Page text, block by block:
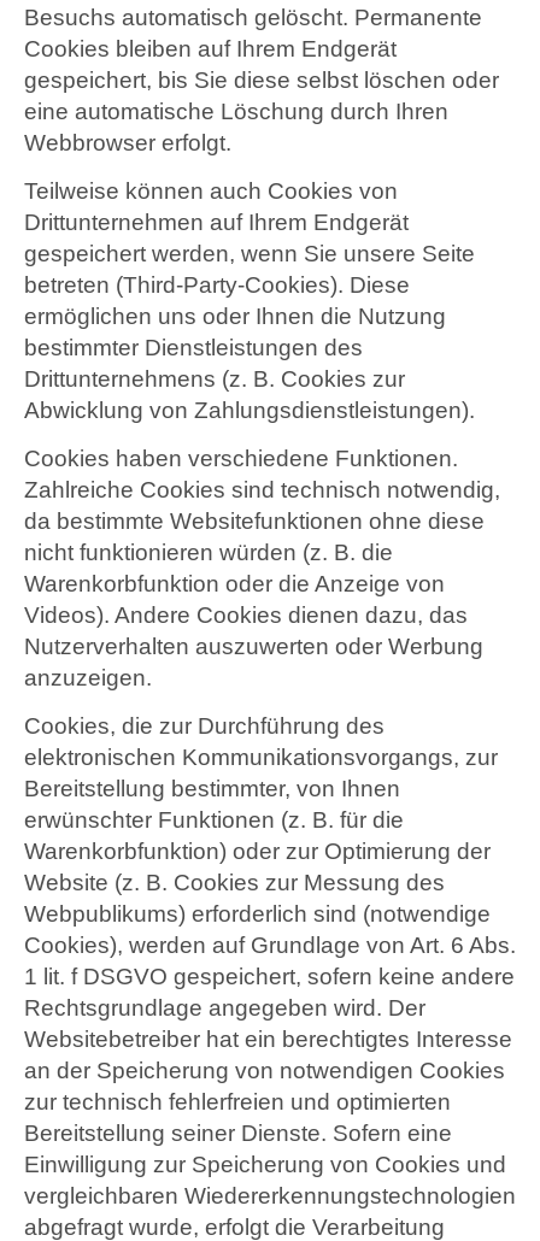
Besuchs automatisch gelöscht. Permanente
Cookies bleiben auf Ihrem Endgerät
gespeichert, bis Sie diese selbst löschen oder
eine automatische Löschung durch Ihren
Webbrowser erfolgt.
Teilweise können auch Cookies von
Drittunternehmen auf Ihrem Endgerät
gespeichert werden, wenn Sie unsere Seite
betreten (Third-Party-Cookies). Diese
ermöglichen uns oder Ihnen die Nutzung
bestimmter Dienstleistungen des
Drittunternehmens (z. B. Cookies zur
Abwicklung von Zahlungsdienstleistungen).
Cookies haben verschiedene Funktionen.
Zahlreiche Cookies sind technisch notwendig,
da bestimmte Websitefunktionen ohne diese
nicht funktionieren würden (z. B. die
Warenkorbfunktion oder die Anzeige von
Videos). Andere Cookies dienen dazu, das
Nutzerverhalten auszuwerten oder Werbung
anzuzeigen.
Cookies, die zur Durchführung des
elektronischen Kommunikationsvorgangs, zur
Bereitstellung bestimmter, von Ihnen
erwünschter Funktionen (z. B. für die
Warenkorbfunktion) oder zur Optimierung der
Website (z. B. Cookies zur Messung des
Webpublikums) erforderlich sind (notwendige
Cookies), werden auf Grundlage von Art. 6 Abs.
1 lit. f DSGVO gespeichert, sofern keine andere
Rechtsgrundlage angegeben wird. Der
Websitebetreiber hat ein berechtigtes Interesse
an der Speicherung von notwendigen Cookies
zur technisch fehlerfreien und optimierten
Bereitstellung seiner Dienste. Sofern eine
Einwilligung zur Speicherung von Cookies und
vergleichbaren Wiedererkennungstechnologien
abgefragt wurde, erfolgt die Verarbeitung